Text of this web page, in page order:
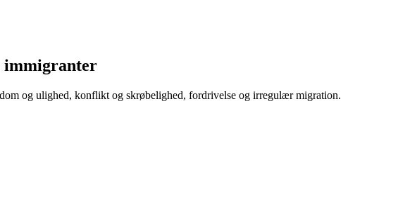
immigranter
og ulighed, konflikt og skrøbelighed, fordrivelse og irregulær migration.